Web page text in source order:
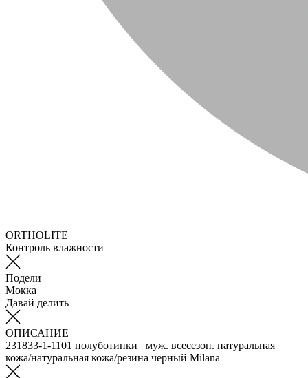
ORTHOLITE
Контроль влажности
Подели
Мокка
Давай делить
ОПИСАНИЕ
231833-1-1101 полуботинки муж. всесезон. натуральная
кожа/натуральная кожа/резина черный Milana